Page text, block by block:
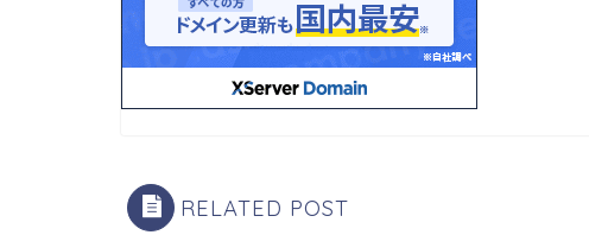
RELATED POST